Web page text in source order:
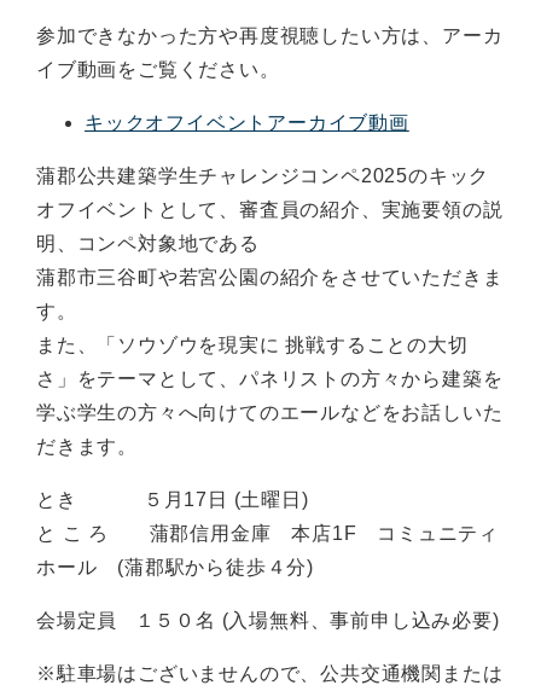
参加できなかった方や再度視聴したい方は、アーカ
イブ動画をご覧ください。
キックオフイベントアーカイブ動画
蒲郡公共建築学生チャレンジコンペ2025のキック
オフイベントとして、審査員の紹介、実施要領の説
明、コンペ対象地である
蒲郡市三谷町や若宮公園の紹介をさせていただきま
す。
また、「ソウゾウを現実に 挑戦することの大切
さ」をテーマとして、パネリストの方々から建築を
学ぶ学生の方々へ向けてのエールなどをお話しいた
だきます。
とき ５月17日 (土曜日)
と こ ろ 蒲郡信用金庫 本店1F コミュニティ
ホール (蒲郡駅から徒歩４分)
会場定員 １５０名 (入場無料、事前申し込み必要)
※駐車場はございませんので、公共交通機関または